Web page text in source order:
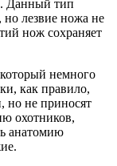
Данный тип
лезвие ножа не
нож сохраняет
немного
как правило,
но не приносят
охотников,
анатомию